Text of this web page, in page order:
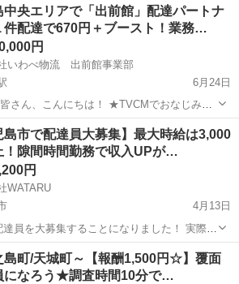
はお電話ください。 090-9658-4129
中央エリアで「出前館」配達パートナ
配達で670円＋ブースト！業務…
円
いわべ物流 出前館事業部
6月24日
にちは！ ★TVCMでおなじみの
委託）の募集です！！ ＼自転車やバ
イクでの稼働OK！！／ ＼営業ナンバーお持ちの方必見！！／ ...
児島駅 デリバリー 出前館
島市で配達員大募集】最大時給は3,000
！隙間時間勤務で収入UPが…
円
WATARU
4月13日
を大募集することになりました！ 実際の
となりますが 想定時給に関しては、【1,200
円〜3,000円以上】です。 本業の合間に短時間で稼ぎたい人や、 ...
リバリー 貨物
島町/天城町～【報酬1,500円☆】覆面
になろう★調査時間10分で…